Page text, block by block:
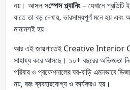
নয়। আসল সস্পেস প্ল্যানিং– যেখানে প্রতিটি
যাতে তা বড় দেখায়, ভারসাম্যপূর্ণ মনে হয় এবং
মানানসই হয়।
আর এই জায়গাতেই Creative Interior
সাহায্য করে আসছে। ১০+ বছরের অভিজ্ঞতা
পরিবার ও প্রফেশনালের ঘর-বাড়ি এমনভাবে
নয়, বরং ব্যবহারযোগ্য ও কার্যকরও হয়।